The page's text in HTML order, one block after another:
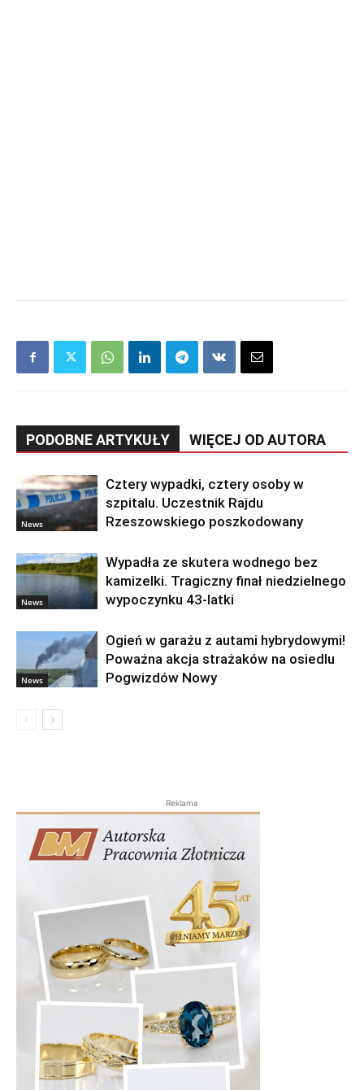
PODOBNE ARTYKUŁY WIĘCEJ OD AUTORA
News
Cztery wypadki, cztery osoby w
szpitalu. Uczestnik Rajdu
Rzeszowskiego poszkodowany
News
Wypadła ze skutera wodnego bez
kamizelki. Tragiczny finał niedzielnego
wypoczynku 43-latki
News
Ogień w garażu z autami hybrydowymi!
Poważna akcja strażaków na osiedlu
Pogwizdów Nowy
Reklama